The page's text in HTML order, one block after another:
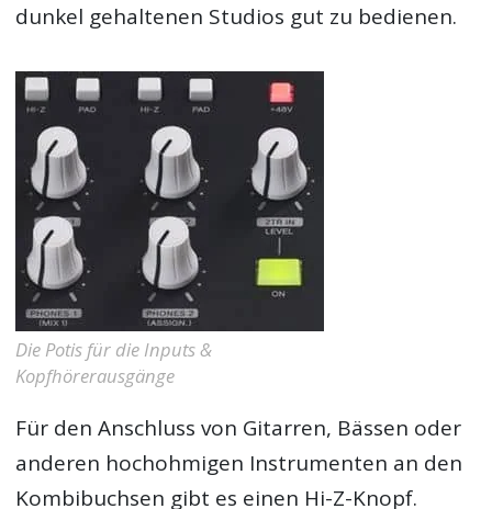
dunkel gehaltenen Studios gut zu bedienen.
Die Potis für die Inputs &
Kopfhörerausgänge
Für den Anschluss von Gitarren, Bässen oder
anderen hochohmigen Instrumenten an den
Kombibuchsen gibt es einen Hi-Z-Knopf.